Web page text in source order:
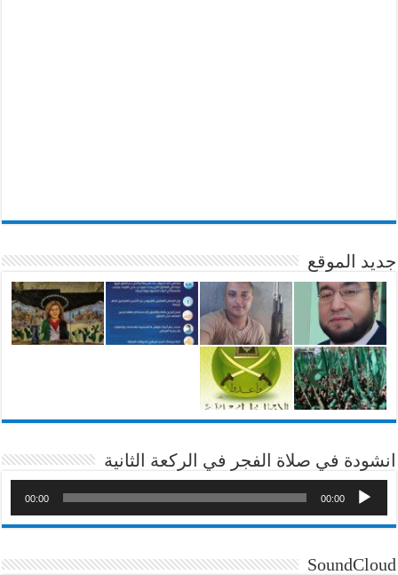
جديد الموقع
انشودة في صلاة الفجر في الركعة الثانية
00:00
00:00
SoundCloud